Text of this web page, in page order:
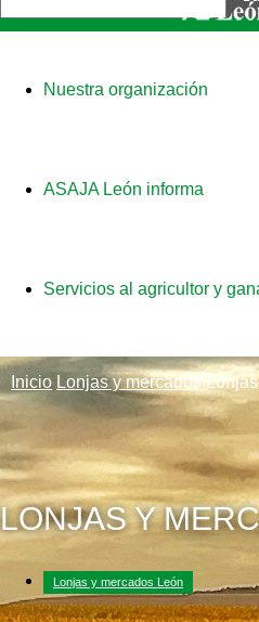
Nuestra organización
ASAJA León informa
Servicios al agricultor y
Inicio Lonjas y mercados
LONJAS Y
Lonjas y mercados León